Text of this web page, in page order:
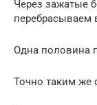
Через зажатые
перебрасываем
Одна половина
Точно таким же